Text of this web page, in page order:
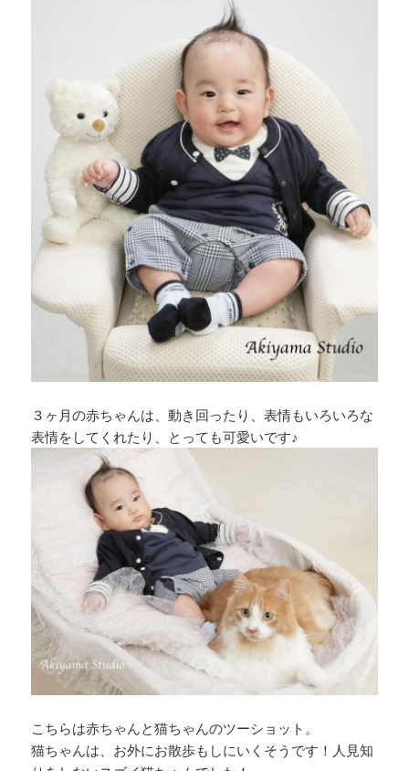
３ヶ月の赤ちゃんは、動き回ったり、表情もいろいろな
表情をしてくれたり、とっても可愛いです♪
こちらは赤ちゃんと猫ちゃんのツーショット。
猫ちゃんは、お外にお散歩もしにいくそうです！人見知